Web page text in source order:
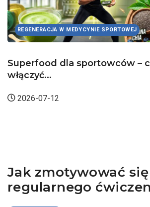
REGENERACJA W MEDYCYNIE SPORTOWEJ
Superfood dla sportowców –
włączyć...
2026-07-12
Jak zmotywować
regularnego